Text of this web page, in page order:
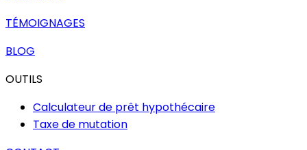
TÉMOIGNAGES
BLOG
OUTILS
Calculateur de prêt hypothécaire
Taxe de mutation